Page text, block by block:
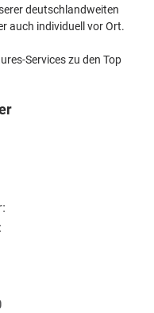
deutschlandweiten
auch individuell vor Ort.
Services zu den Top